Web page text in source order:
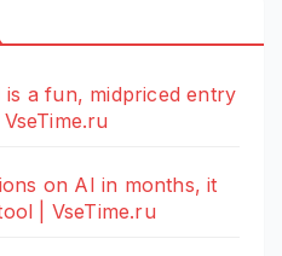
is a fun, midpriced entry
on AI in months, it
| VseTime.ru